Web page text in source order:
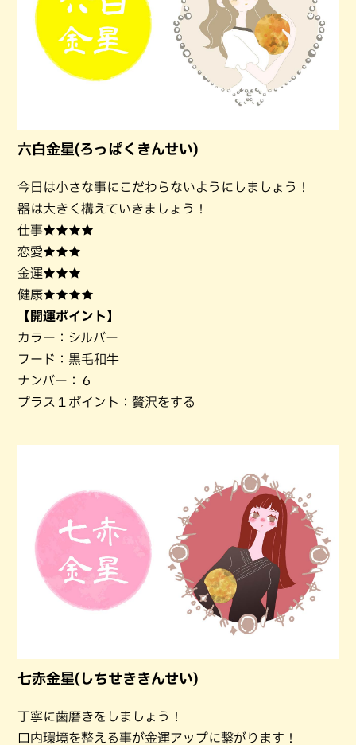
六白金星(ろっぱくきんせい)
今日は小さな事にこだわらないようにしましょう！
器は大きく構えていきましょう！
仕事★★★★
恋愛★★★
金運★★★
健康★★★★
【開運ポイント】
カラー：シルバー
フード：黒毛和牛
ナンバー：６
プラス１ポイント：贅沢をする
七赤金星(しちせききんせい)
丁寧に歯磨きをしましょう！
口内環境を整える事が金運アップに繋がります！